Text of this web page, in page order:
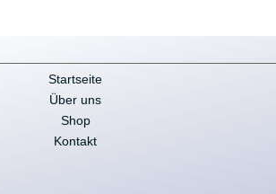
Startseite
Über uns
Shop
Kontakt